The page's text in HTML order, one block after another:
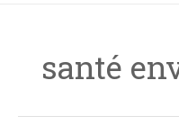
santé